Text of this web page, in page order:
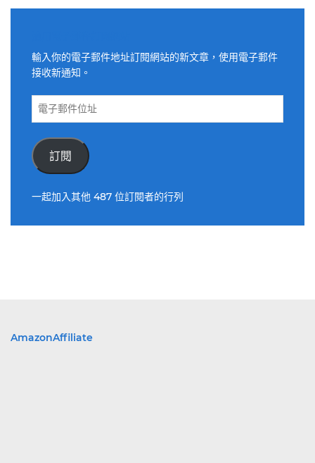
輸入你的電子郵件地址訂閱網站的新文章，使用電子郵件
接收新通知。
電
件
位
訂閱
一起加入其他 487 位訂閱者的行列
AmazonAffiliate